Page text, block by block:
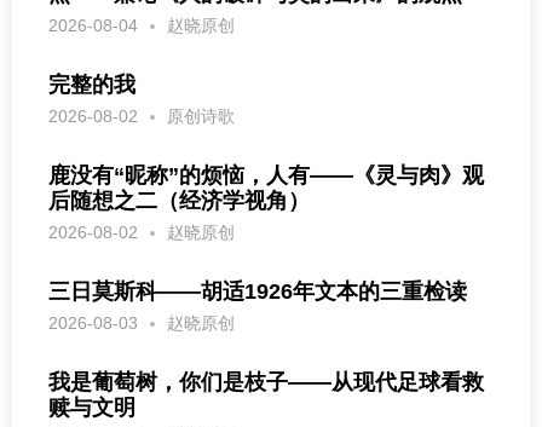
2026-08-04 赵晓原创
完整的我
2026-08-02 原创诗歌
鹿没有“昵称”的烦恼，人有——《灵与肉》观
后随想之二（经济学视角）
2026-08-02 赵晓原创
三日莫斯科——胡适1926年文本的三重检读
2026-08-03 赵晓原创
我是葡萄树，你们是枝子——从现代足球看救
赎与文明